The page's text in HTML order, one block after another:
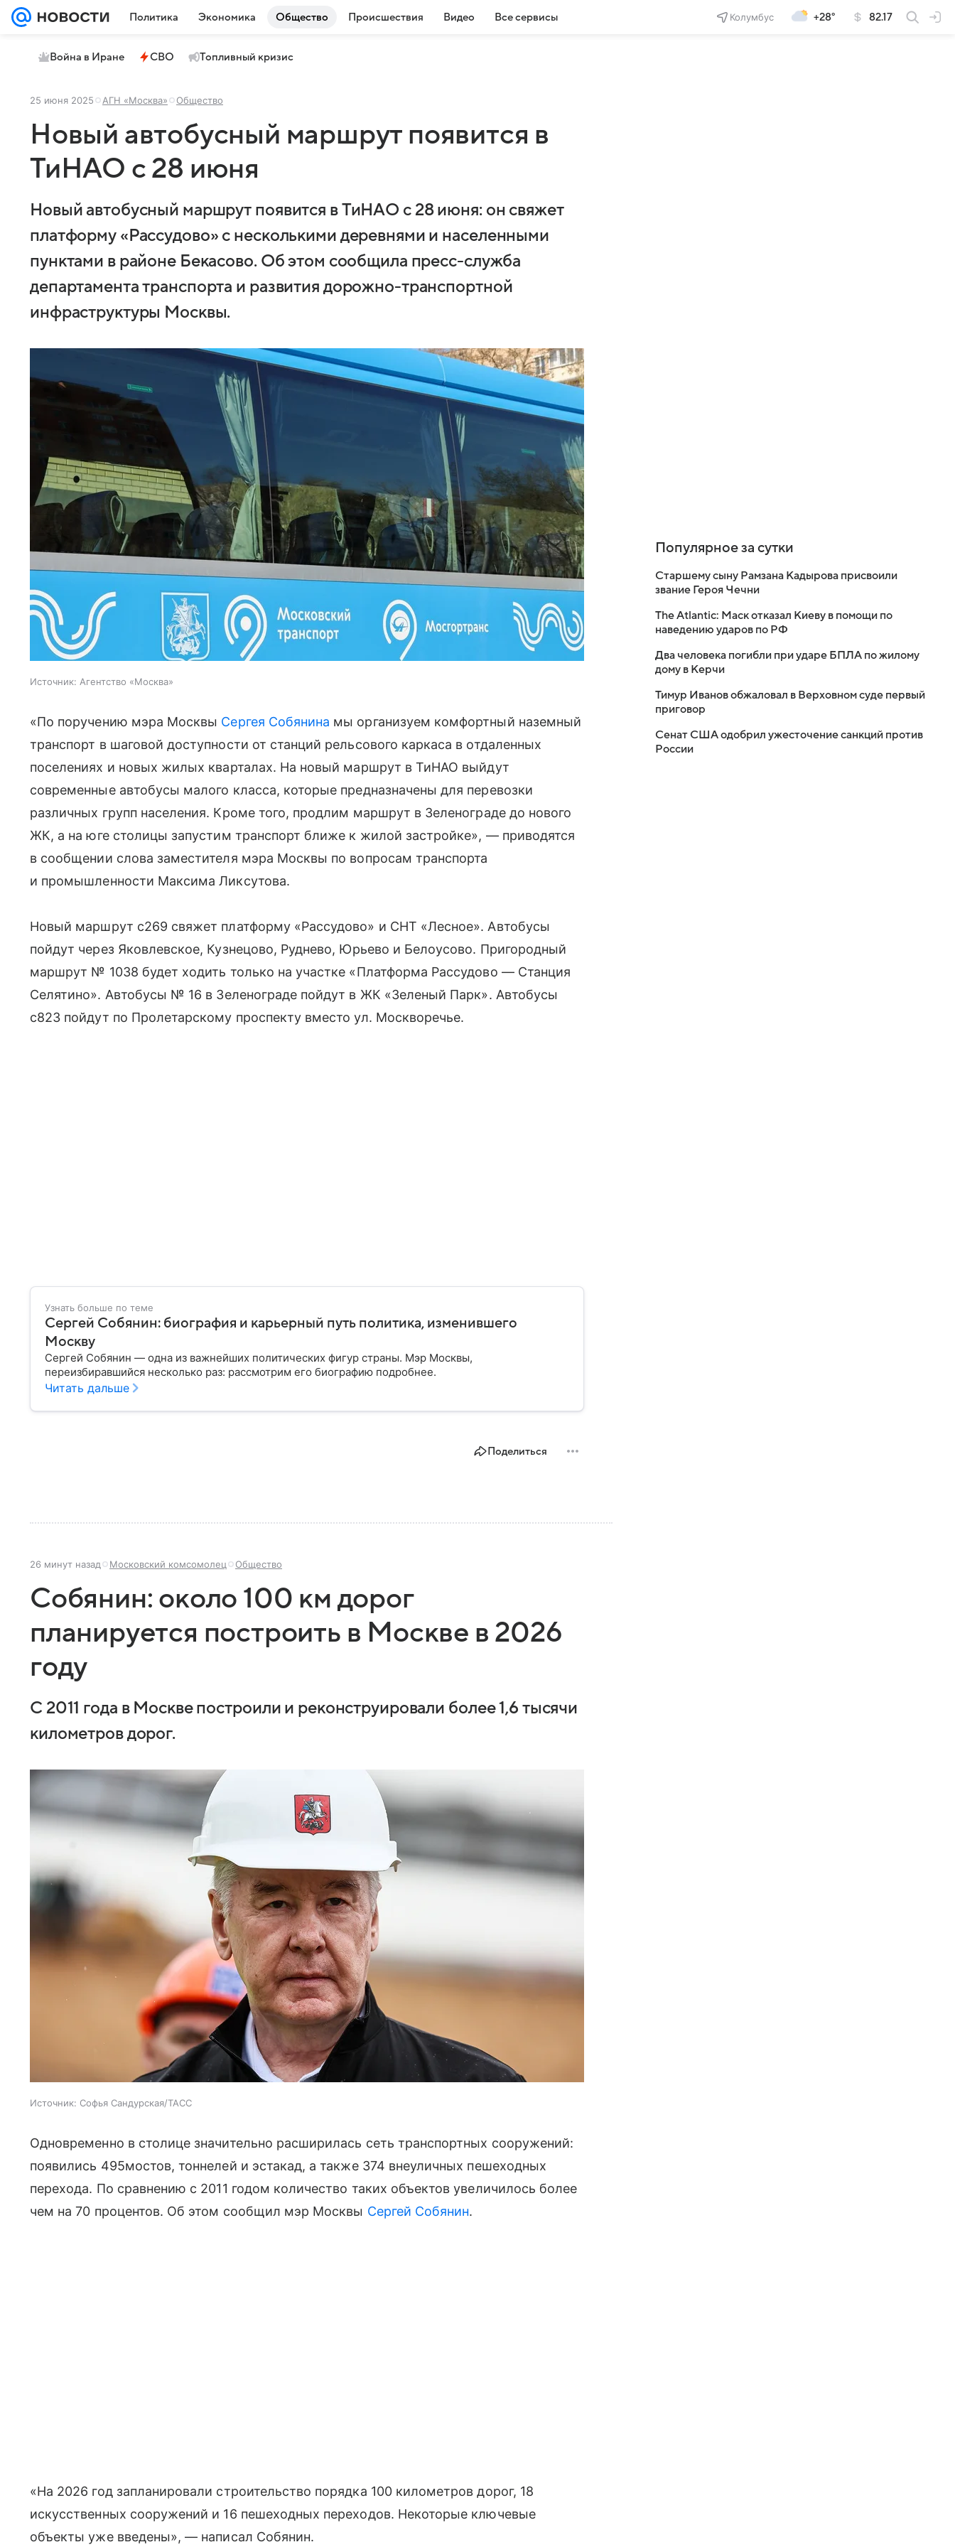
Политика Экономика Общество Происшествия Видео Все сервисы Колумбус +28° 82.17
Война в Иране СВО Топливный кризис
25 июня 2025 АГН «Москва» Общество
Новый автобусный маршрут появится в
ТиНАО с 28 июня
Новый автобусный маршрут появится в ТиНАО с 28 июня: он свяжет
платформу «Рассудово» с несколькими деревнями и населенными
пунктами в районе Бекасово. Об этом сообщила пресс-служба
департамента транспорта и развития дорожно-транспортной
инфраструктуры Москвы.
Источник: Агентство «Москва»
«По поручению мэра Москвы Сергея Собянина мы организуем комфортный наземный
транспорт в шаговой доступности от станций рельсового каркаса в отдаленных
поселениях и новых жилых кварталах. На новый маршрут в ТиНАО выйдут
современные автобусы малого класса, которые предназначены для перевозки
различных групп населения. Кроме того, продлим маршрут в Зеленограде до нового
ЖК, а на юге столицы запустим транспорт ближе к жилой застройке», — приводятся
в сообщении слова заместителя мэра Москвы по вопросам транспорта
и промышленности Максима Ликсутова.
Новый маршрут с269 свяжет платформу «Рассудово» и СНТ «Лесное». Автобусы
пойдут через Яковлевское, Кузнецово, Руднево, Юрьево и Белоусово. Пригородный
маршрут № 1038 будет ходить только на участке «Платформа Рассудово — Станция
Селятино». Автобусы № 16 в Зеленограде пойдут в ЖК «Зеленый Парк». Автобусы
с823 пойдут по Пролетарскому проспекту вместо ул. Москворечье.
Узнать больше по теме
Сергей Собянин: биография и карьерный путь политика, изменившего
Москву
Сергей Собянин — одна из важнейших политических фигур страны. Мэр Москвы,
переизбиравшийся несколько раз: рассмотрим его биографию подробнее.
Читать дальше
Поделиться
26 минут назад Московский комсомолец Общество
Собянин: около 100 км дорог
планируется построить в Москве в 2026
году
С 2011 года в Москве построили и реконструировали более 1,6 тысячи
километров дорог.
Источник: Софья Сандурская/ТАСС
Одновременно в столице значительно расширилась сеть транспортных сооружений:
появились 495мостов, тоннелей и эстакад, а также 374 внеуличных пешеходных
перехода. По сравнению с 2011 годом количество таких объектов увеличилось более
чем на 70 процентов. Об этом сообщил мэр Москвы Сергей Собянин.
«На 2026 год запланировали строительство порядка 100 километров дорог, 18
искусственных сооружений и 16 пешеходных переходов. Некоторые ключевые
объекты уже введены», — написал Собянин.
Популярное за сутки
Старшему сыну Рамзана Кадырова присвоили
звание Героя Чечни
The Atlantic: Маск отказал Киеву в помощи по
наведению ударов по РФ
Два человека погибли при ударе БПЛА по жилому
дому в Керчи
Тимур Иванов обжаловал в Верховном суде первый
приговор
Сенат США одобрил ужесточение санкций против
России